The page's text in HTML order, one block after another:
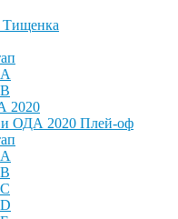
Тищенка
2020
ОДА 2020 Плей-оф